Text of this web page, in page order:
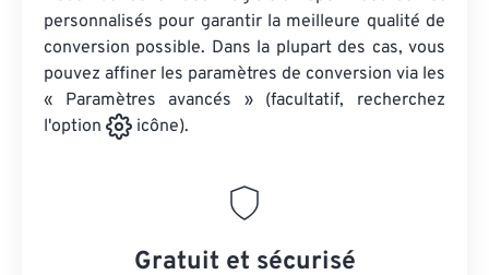
personnalisés pour garantir la meilleure qualité de
conversion possible. Dans la plupart des cas, vous
pouvez affiner les paramètres de conversion via les
« Paramètres avancés » (facultatif, recherchez
l'option
icône).
Gratuit et sécurisé